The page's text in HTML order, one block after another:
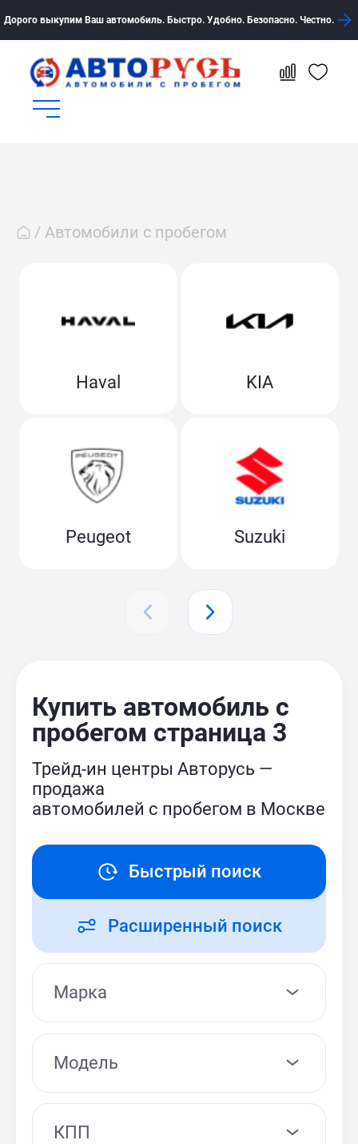
Дорого выкупим Ваш автомобиль. Быстро. Удобно. Безопасно. Честно.
Автомобили с пробегом
Haval KIA
Peugeot Suzuki
Купить автомобиль с
пробегом страница 3
Трейд-ин центры Авторусь —
продажа
автомобилей с пробегом в Москве
Быстрый поиск
Расширенный поиск
Модель
КПП